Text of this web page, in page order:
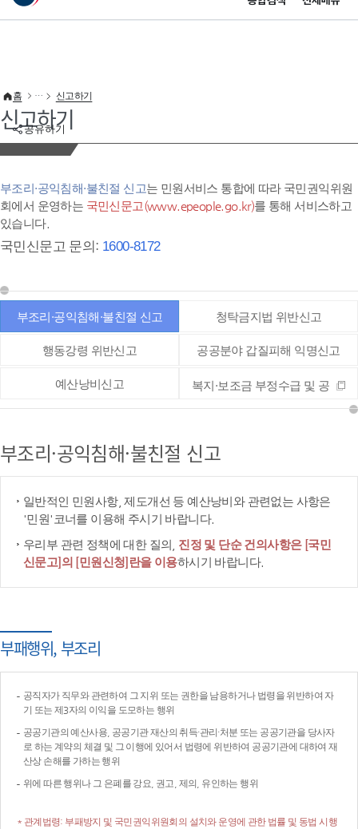
이 누리집은 대한민국 공식 전자정부 누리집입니다.
공유하기
홈 신고하기
신고하기
부조리·공익침해·불친절 신고는 민원서비스 통합에 따라 국민권익위원
회에서 운영하는 국민신문고(www.epeople.go.kr)를 통해 서비스하고
있습니다.
국민신문고 문의: 1600-8172
부조리·공익침해·불친절 신고 청탁금지법 위반신고
행동강령 위반신고 공공분야 갑질피해 익명신고
예산낭비신고 복지·보조금 부정수급 및 공
부조리·공익침해·불친절 신고
일반적인 민원사항, 제도개선 등 예산낭비와 관련없는 사항은
'민원'코너를 이용해 주시기 바랍니다.
우리부 관련 정책에 대한 질의, 진정 및 단순 건의사항은 [국민
신문고]의 [민원신청]란을 이용하시기 바랍니다.
부패행위, 부조리
공직자가 직무와 관련하여 그 지위 또는 권한을 남용하거나 법령을 위반하여 자
기 또는 제3자의 이익을 도모하는 행위
공공기관의 예산사용, 공공기관 재산의 취득·관리·처분 또는 공공기관을 당사자
로 하는 계약의 체결 및 그 이행에 있어서 법령에 위반하여 공공기관에 대하여 재
산상 손해를 가하는 행위
위에 따른 행위나 그 은폐를 강요, 권고, 제의, 유인하는 행위
* 관계법령: 부패방지 및 국민권익위원회의 설치와 운영에 관한 법률 및 동법 시행